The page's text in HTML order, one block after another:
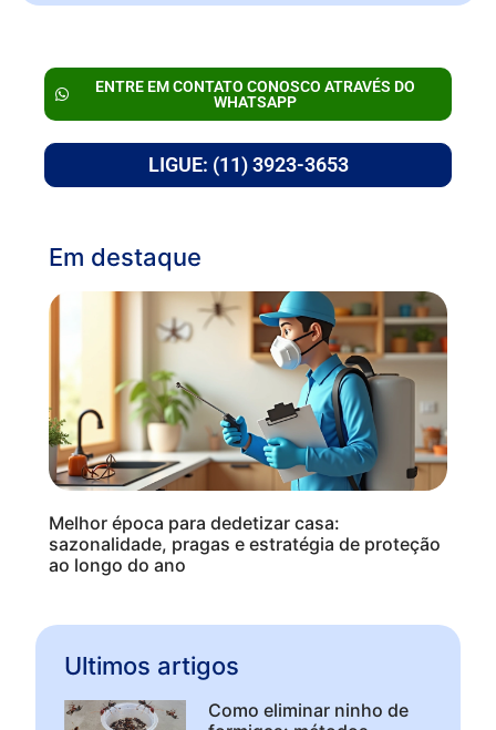
ENTRE EM CONTATO CONOSCO ATRAVÉS DO
WHATSAPP
LIGUE: (11) 3923-3653
Em destaque
Melhor época para dedetizar casa:
sazonalidade, pragas e estratégia de proteção
ao longo do ano
Ultimos artigos
Como eliminar ninho de